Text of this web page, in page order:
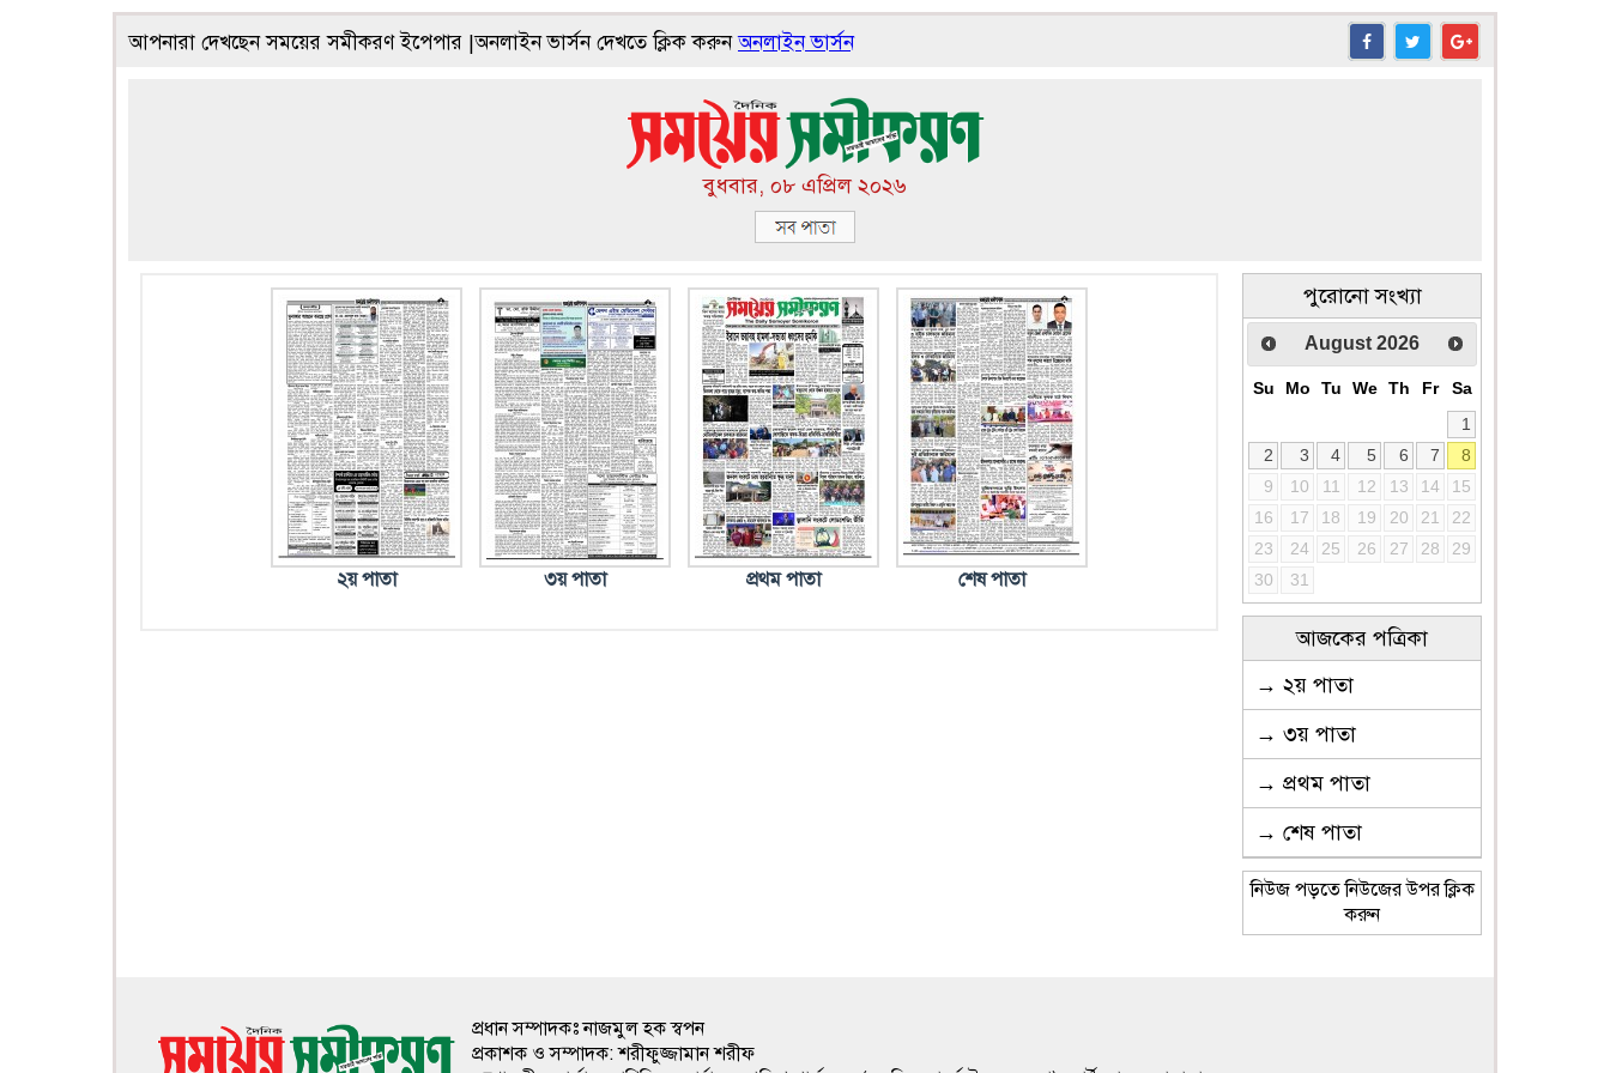
আপনারা দেখছেন সময়ের সমীকরণ ইপেপার |অনলাইন ভার্সন দেখতে ক্লিক করুনঅনলাইন ভার্সন
বুধবার, ০৮ এপ্রিল ২০২৬
২য় পাতা ৩য় পাতা প্রথম পাতা শেষ পাতা
পুরোনো সংখ্যা
August 2026
Su Mo Tu We Th Fr
Sa
1
2
3 4 5 6 7
8
9
10 11 12 13 14
15
16
17 18 19 20 21
22
23
24 25 26 27 28
29
30
31
আজকের পত্রিকা
→ ২য় পাতা
→ ৩য় পাতা
→ প্রথম পাতা
→ শেষ পাতা
নিউজ পড়তে নিউজের উপর ক্লিক
করুন
প্রধান সম্পাদকঃ নাজমুল হক স্বপন
প্রকাশক ও সম্পাদক: শরীফুজ্জামান শরীফ